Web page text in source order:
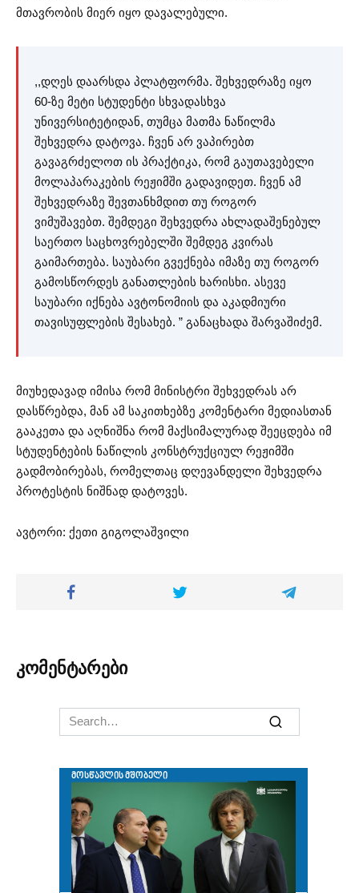
მთავრობის მიერ იყო დავალებული.
,,დღეს დაარსდა პლატფორმა. შეხვედრაზე იყო
60-ზე მეტი სტუდენტი სხვადასხვა
უნივერსიტეტიდან, თუმცა მათმა ნაწილმა
შეხვედრა დატოვა. ჩვენ არ ვაპირებთ
გავაგრძელოთ ის პრაქტიკა, რომ გაუთავებელი
მოლაპარაკების რეჟიმში გადავიდეთ. ჩვენ ამ
შეხვედრაზე შევთანხმდით თუ როგორ
ვიმუშავებთ. შემდეგი შეხვედრა ახლადაშენებულ
საერთო საცხოვრებელში შემდეგ კვირას
გაიმართება. საუბარი გვექნება იმაზე თუ როგორ
გამოსწორდეს განათლების ხარისხი. ასევე
საუბარი იქნება ავტონომიის და აკადმიური
თავისუფლების შესახებ. ” განაცხადა შარვაშიძემ.
მიუხედავად იმისა რომ მინისტრი შეხვედრას არ
დასწრებდა, მან ამ საკითხებზე კომენტარი მედიასთან
გააკეთა და აღნიშნა რომ მაქსიმალურად შეეცდება იმ
სტუდენტების ნაწილის კონსტრუქციულ რეჟიმში
გადმობირებას, რომელთაც დღევანდელი შეხვედრა
პროტესტის ნიშნად დატოვეს.
ავტორი: ქეთი გიგოლაშვილი
კომენტარები
Search
for: